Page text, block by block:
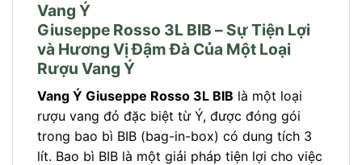
Vang Ý
Giuseppe Rosso 3L BIB – Sự Tiện Lợi
và Hương Vị Đậm Đà Của Một Loại
Rượu Vang Ý
Vang Ý Giuseppe Rosso 3L BIB là một loại
rượu vang đỏ đặc biệt từ Ý, được đóng gói
trong bao bì BIB (bag-in-box) có dung tích 3
lít. Bao bì BIB là một giải pháp tiện lợi cho việc